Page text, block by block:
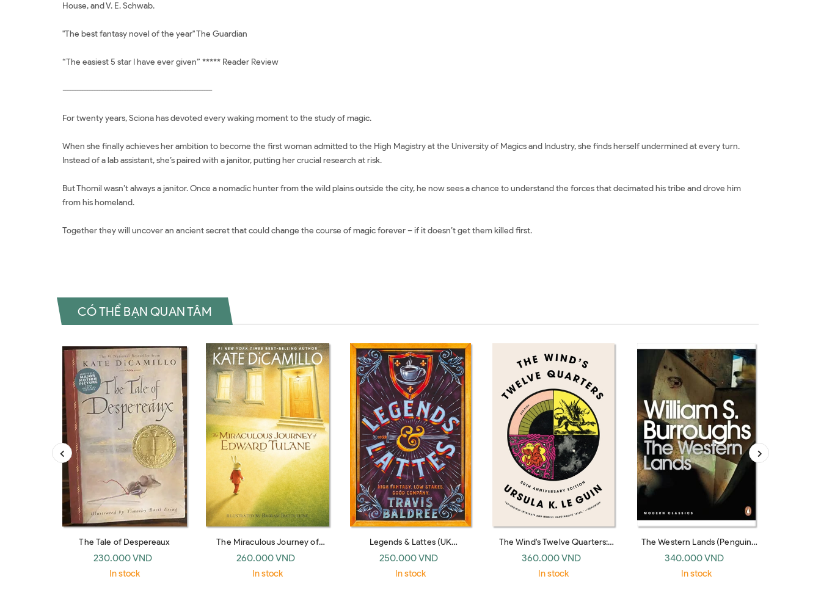
House, and V. E. Schwab.
"The best fantasy novel of the year" The Guardian
“The easiest 5 star I have ever given” ***** Reader Review
-------------------------------------------------------------
For twenty years, Sciona has devoted every waking moment to the study of magic.
When she finally achieves her ambition to become the first woman admitted to the High Magistry at the University of Magics and Industry, she finds herself undermined at every turn.
Instead of a lab assistant, she’s paired with a janitor, putting her crucial research at risk.
But Thomil wasn’t always a janitor. Once a nomadic hunter from the wild plains outside the city, he now sees a chance to understand the forces that decimated his tribe and drove him
from his homeland.
Together they will uncover an ancient secret that could change the course of magic forever – if it doesn’t get them killed first.
CÓ THỂ BẠN QUAN TÂM
The Tale of Despereaux
230.000 VND
In stock
The Miraculous Journey of
Edward Tulane
260.000 VND
In stock
Legends & Lattes (UK
paperback)
250.000 VND
In stock
The Wind's Twelve Quarters:
Stories
360.000 VND
In stock
The Western Lands (Penguin
Modern Classics)
340.000 VND
In stock